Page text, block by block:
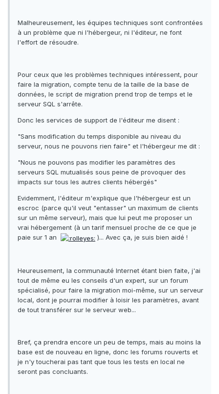
Malheureusement, les équipes techniques sont confrontées
à un problème que ni l'hébergeur, ni l'éditeur, ne font
l'effort de résoudre.
Pour ceux que les problèmes techniques intéressent, pour
faire la migration, compte tenu de la taille de la base de
données, le script de migration prend trop de temps et le
serveur SQL s'arrête.
Donc les services de support de l'éditeur me disent :
"Sans modification du temps disponible au niveau du
serveur, nous ne pouvons rien faire" et l'hébergeur me dit :
"Nous ne pouvons pas modifier les paramètres des
serveurs SQL mutualisés sous peine de provoquer des
impacts sur tous les autres clients hébergés"
Evidemment, l'éditeur m'explique que l'hébergeur est un
escroc (parce qu'il veut "entasser" un maximum de clients
sur un même serveur), mais que lui peut me proposer un
vrai hébergement (à un tarif mensuel proche de ce que je
paie sur 1 an
)... Avec ça, je suis bien aidé !
Heureusement, la communauté Internet étant bien faite, j'ai
tout de même eu les conseils d'un expert, sur un forum
spécialisé, pour faire la migration moi-même, sur un serveur
local, dont je pourrai modifier à loisir les paramètres, avant
de tout transférer sur le serveur web...
Bref, ça prendra encore un peu de temps, mais au moins la
base est de nouveau en ligne, donc les forums rouverts et
je n'y toucherai pas tant que tous les tests en local ne
seront pas concluants.